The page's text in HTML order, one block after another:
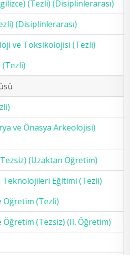
(Tezli) (Disiplinlerarası)
(Disiplinlerarası)
ve Toksikolojisi (Tezli)
ve Önasya Arkeolojisi)
(Uzaktan Öğretim)
Eğitimi (Tezli)
Öğretim (Tezli)
Öğretim (Tezsiz) (II. Öğretim)